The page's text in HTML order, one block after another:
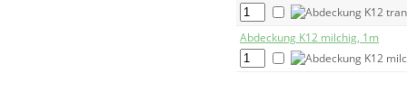
Abdeckung K12 milchig, 1m